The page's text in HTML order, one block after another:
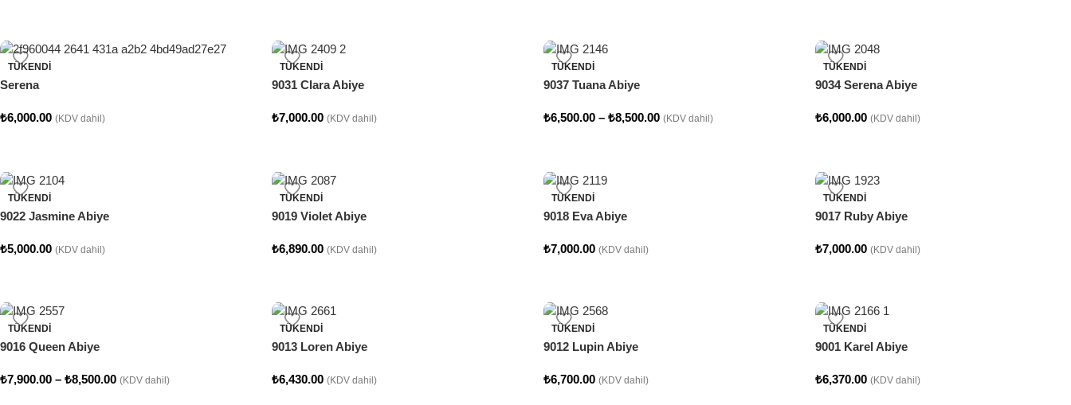
TÜKENDI
Serena
₺6,000.00 (KDV dahil)
TÜKENDI
9031 Clara Abiye
₺7,000.00 (KDV dahil)
TÜKENDI
9037 Tuana Abiye
₺6,500.00 – ₺8,500.00 (KDV dahil)
TÜKENDI
9034 Serena Abiye
₺6,000.00 (KDV dahil)
TÜKENDI
9022 Jasmine Abiye
₺5,000.00 (KDV dahil)
TÜKENDI
9019 Violet Abiye
₺6,890.00 (KDV dahil)
TÜKENDI
9018 Eva Abiye
₺7,000.00 (KDV dahil)
TÜKENDI
9017 Ruby Abiye
₺7,000.00 (KDV dahil)
TÜKENDI
9016 Queen Abiye
₺7,900.00 – ₺8,500.00 (KDV dahil)
TÜKENDI
9013 Loren Abiye
₺6,430.00 (KDV dahil)
TÜKENDI
9012 Lupin Abiye
₺6,700.00 (KDV dahil)
TÜKENDI
9001 Karel Abiye
₺6,370.00 (KDV dahil)